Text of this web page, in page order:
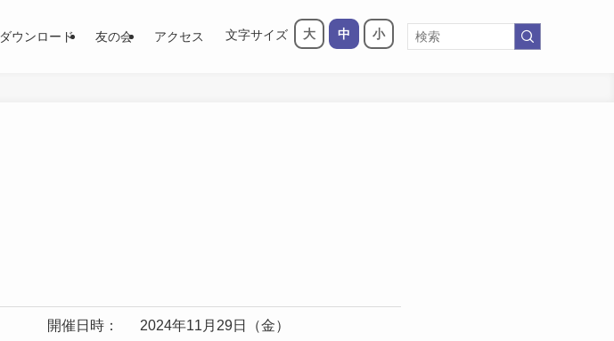
ダウンロード 友の会 アクセス 文字サイズ 大 中 小
開催日時： 2024年11月29日（金）